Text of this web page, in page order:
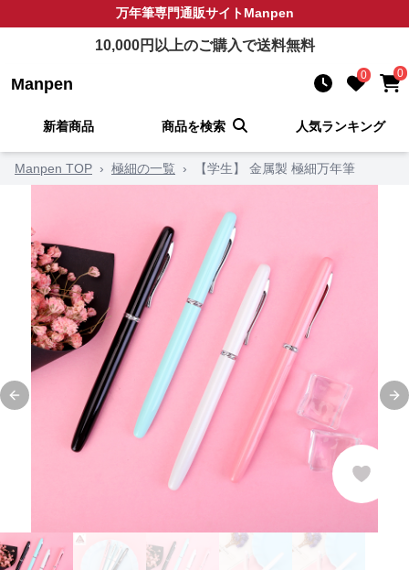
万年筆専門通販サイトManpen
10,000円以上のご購入で送料無料
Manpen 0 0
新着商品 商品を検索 人気ランキング
Manpen TOP › 極細の一覧 › 【学生】 金属製 極細万年筆
Previous slide